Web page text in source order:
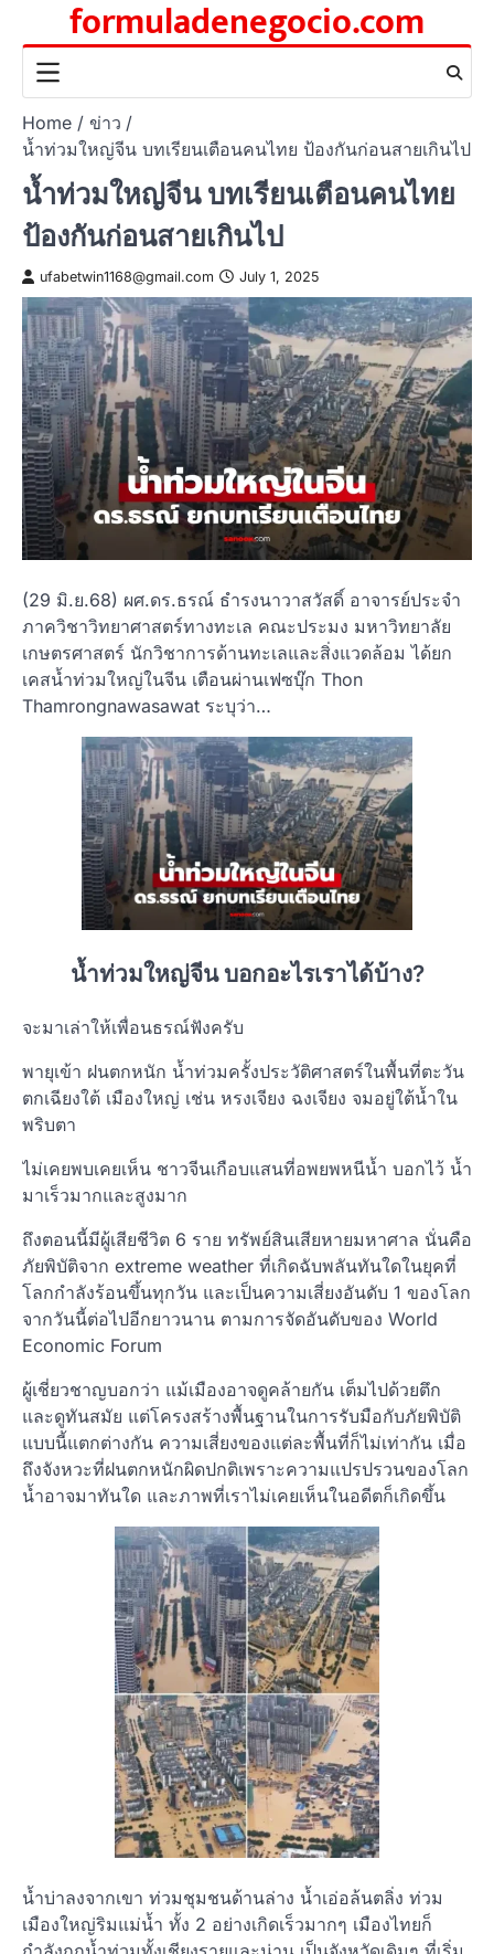
content
formuladenegocio.com
Home
ข่าว
น้ำท่วมใหญ่จีน บทเรียนเตือนคนไทย ป้องกันก่อนสายเกินไป
น้ำท่วมใหญ่จีน บทเรียนเตือนคนไทย
ป้องกันก่อนสายเกินไป
ufabetwin1168@gmail.com July 1, 2025
(29 มิ.ย.68) ผศ.ดร.ธรณ์ ธำรงนาวาสวัสดิ์ อาจารย์ประจำ
ภาควิชาวิทยาศาสตร์ทางทะเล คณะประมง มหาวิทยาลัย
เกษตรศาสตร์ นักวิชาการด้านทะเลและสิ่งแวดล้อม ได้ยก
เคสน้ำท่วมใหญ่ในจีน เตือนผ่านเฟซบุ๊ก Thon
Thamrongnawasawat ระบุว่า…
น้ำท่วมใหญ่จีน บอกอะไรเราได้บ้าง?
จะมาเล่าให้เพื่อนธรณ์ฟังครับ
พายุเข้า ฝนตกหนัก น้ำท่วมครั้งประวัติศาสตร์ในพื้นที่ตะวัน
ตกเฉียงใต้ เมืองใหญ่ เช่น หรงเจียง ฉงเจียง จมอยู่ใต้น้ำใน
พริบตา
ไม่เคยพบเคยเห็น ชาวจีนเกือบแสนที่อพยพหนีน้ำ บอกไว้ น้ำ
มาเร็วมากและสูงมาก
ถึงตอนนี้มีผู้เสียชีวิต 6 ราย ทรัพย์สินเสียหายมหาศาล นั่นคือ
ภัยพิบัติจาก extreme weather ที่เกิดฉับพลันทันใดในยุคที่
โลกกำลังร้อนขึ้นทุกวัน และเป็นความเสี่ยงอันดับ 1 ของโลก
จากวันนี้ต่อไปอีกยาวนาน ตามการจัดอันดับของ World
Economic Forum
ผู้เชี่ยวชาญบอกว่า แม้เมืองอาจดูคล้ายกัน เต็มไปด้วยตึก
และดูทันสมัย แต่โครงสร้างพื้นฐานในการรับมือกับภัยพิบัติ
แบบนี้แตกต่างกัน ความเสี่ยงของแต่ละพื้นที่ก็ไม่เท่ากัน เมื่อ
ถึงจังหวะที่ฝนตกหนักผิดปกติเพราะความแปรปรวนของโลก
น้ำอาจมาทันใด และภาพที่เราไม่เคยเห็นในอดีตก็เกิดขึ้น
น้ำบ่าลงจากเขา ท่วมชุมชนด้านล่าง น้ำเอ่อล้นตลิ่ง ท่วม
เมืองใหญ่ริมแม่น้ำ ทั้ง 2 อย่างเกิดเร็วมากๆ เมืองไทยก็